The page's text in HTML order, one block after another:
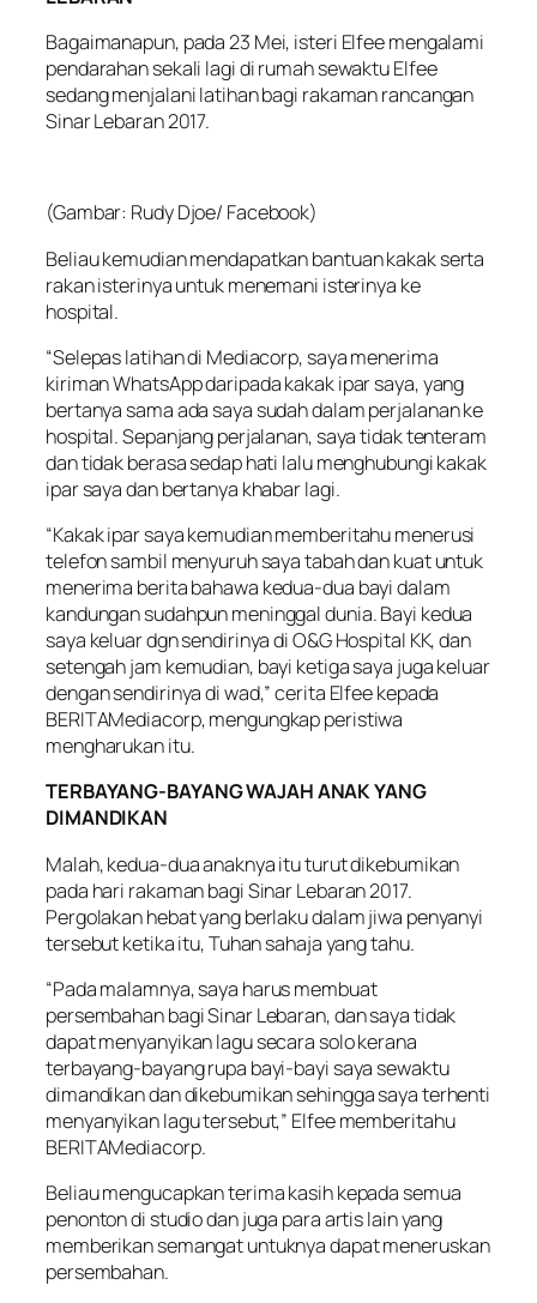
Bagaimanapun, pada 23 Mei, isteri Elfee mengalami
pendarahan sekali lagi di rumah sewaktu Elfee
sedang menjalani latihan bagi rakaman rancangan
Sinar Lebaran 2017.
(Gambar: Rudy Djoe/ Facebook)
Beliau kemudian mendapatkan bantuan kakak serta
rakan isterinya untuk menemani isterinya ke
hospital.
“Selepas latihan di Mediacorp, saya menerima
kiriman WhatsApp daripada kakak ipar saya, yang
bertanya sama ada saya sudah dalam perjalanan ke
hospital. Sepanjang perjalanan, saya tidak tenteram
dan tidak berasa sedap hati lalu menghubungi kakak
ipar saya dan bertanya khabar lagi.
“Kakak ipar saya kemudian memberitahu menerusi
telefon sambil menyuruh saya tabah dan kuat untuk
menerima berita bahawa kedua-dua bayi dalam
kandungan sudahpun meninggal dunia. Bayi kedua
saya keluar dgn sendirinya di O&G Hospital KK, dan
setengah jam kemudian, bayi ketiga saya juga keluar
dengan sendirinya di wad,” cerita Elfee kepada
BERITAMediacorp, mengungkap peristiwa
mengharukan itu.
TERBAYANG-BAYANG WAJAH ANAK YANG
DIMANDIKAN
Malah, kedua-dua anaknya itu turut dikebumikan
pada hari rakaman bagi Sinar Lebaran 2017.
Pergolakan hebat yang berlaku dalam jiwa penyanyi
tersebut ketika itu, Tuhan sahaja yang tahu.
“Pada malamnya, saya harus membuat
persembahan bagi Sinar Lebaran, dan saya tidak
dapat menyanyikan lagu secara solo kerana
terbayang-bayang rupa bayi-bayi saya sewaktu
dimandikan dan dikebumikan sehingga saya terhenti
menyanyikan lagu tersebut,” Elfee memberitahu
BERITAMediacorp.
Beliau mengucapkan terima kasih kepada semua
penonton di studio dan juga para artis lain yang
memberikan semangat untuknya dapat meneruskan
persembahan.